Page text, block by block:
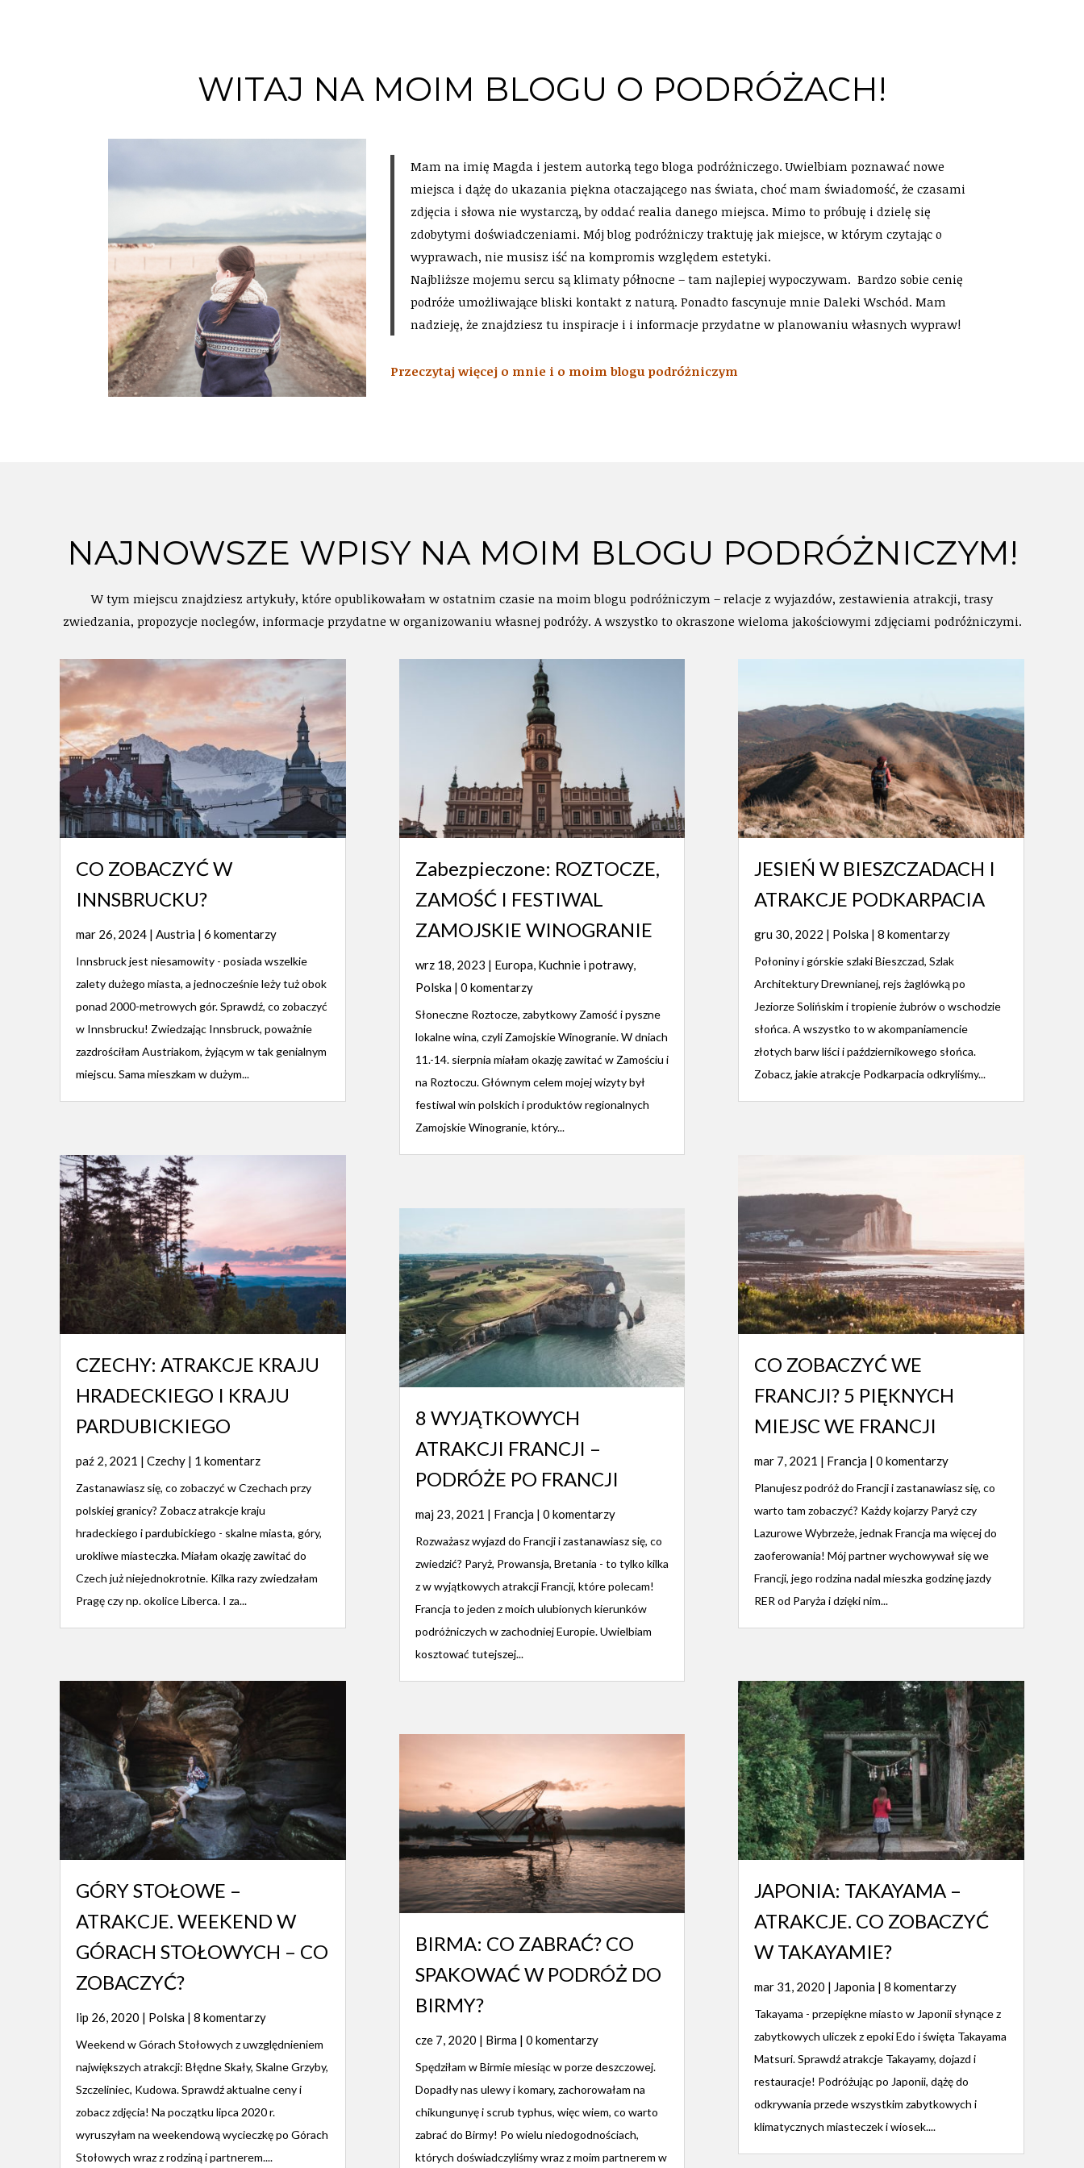
WITAJ NA MOIM BLOGU O PODRÓŻACH!
Mam na imię Magda i jestem autorką tego bloga podróżniczego. Uwielbiam poznawać nowe
miejsca i dążę do ukazania piękna otaczającego nas świata, choć mam świadomość, że czasami
zdjęcia i słowa nie wystarczą, by oddać realia danego miejsca. Mimo to próbuję i dzielę się
zdobytymi doświadczeniami. Mój blog podróżniczy traktuję jak miejsce, w którym czytając o
wyprawach, nie musisz iść na kompromis względem estetyki.
Najbliższe mojemu sercu są klimaty północne – tam najlepiej wypoczywam. Bardzo sobie cenię
podróże umożliwające bliski kontakt z naturą. Ponadto fascynuje mnie Daleki Wschód. Mam
nadzieję, że znajdziesz tu inspiracje i i informacje przydatne w planowaniu własnych wypraw!
Przeczytaj więcej o mnie i o moim blogu podróżniczym
NAJNOWSZE WPISY NA MOIM BLOGU PODRÓŻNICZYM!
W tym miejscu znajdziesz artykuły, które opublikowałam w ostatnim czasie na moim blogu podróżniczym – relacje z wyjazdów, zestawienia atrakcji, trasy
zwiedzania, propozycje noclegów, informacje przydatne w organizowaniu własnej podróży. A wszystko to okraszone wieloma jakościowymi zdjęciami podróżniczymi.
CO ZOBACZYĆ W
INNSBRUCKU?
mar 26, 2024| Austria| 6 komentarzy
Innsbruck jest niesamowity - posiada wszelkie
zalety dużego miasta, a jednocześnie leży tuż obok
ponad 2000-metrowych gór. Sprawdź, co zobaczyć
w Innsbrucku! Zwiedzając Innsbruck, poważnie
zazdrościłam Austriakom, żyjącym w tak genialnym
miejscu. Sama mieszkam w dużym...
CZECHY: ATRAKCJE KRAJU
HRADECKIEGO I KRAJU
PARDUBICKIEGO
paź 2, 2021 | Czechy| 1 komentarz
Zastanawiasz się, co zobaczyć w Czechach przy
polskiej granicy? Zobacz atrakcje kraju
hradeckiego i pardubickiego - skalne miasta, góry,
urokliwe miasteczka. Miałam okazję zawitać do
Czech już niejednokrotnie. Kilka razy zwiedzałam
Pragę czy np. okolice Liberca. I za...
GÓRY STOŁOWE –
ATRAKCJE. WEEKEND W
GÓRACH STOŁOWYCH – CO
ZOBACZYĆ?
lip 26, 2020 | Polska| 8 komentarzy
Weekend w Górach Stołowych z uwzględnieniem
największych atrakcji: Błędne Skały, Skalne Grzyby,
Szczeliniec, Kudowa. Sprawdź aktualne ceny i
zobacz zdjęcia! Na początku lipca 2020 r.
wyruszyłam na weekendową wycieczkę po Górach
Stołowych wraz z rodziną i partnerem....
Zabezpieczone: ROZTOCZE,
ZAMOŚĆ I FESTIWAL
ZAMOJSKIE WINOGRANIE
wrz 18, 2023 | Europa, Kuchnie i potrawy,
Polska| 0 komentarzy
Słoneczne Roztocze, zabytkowy Zamość i pyszne
lokalne wina, czyli Zamojskie Winogranie. W dniach
11.-14. sierpnia miałam okazję zawitać w Zamościu i
na Roztoczu. Głównym celem mojej wizyty był
festiwal win polskich i produktów regionalnych
Zamojskie Winogranie, który...
8 WYJĄTKOWYCH
ATRAKCJI FRANCJI –
PODRÓŻE PO FRANCJI
maj 23, 2021 | Francja| 0 komentarzy
Rozważasz wyjazd do Francji i zastanawiasz się, co
zwiedzić? Paryż, Prowansja, Bretania - to tylko kilka
z w wyjątkowych atrakcji Francji, które polecam!
Francja to jeden z moich ulubionych kierunków
podróżniczych w zachodniej Europie. Uwielbiam
kosztować tutejszej...
BIRMA: CO ZABRAĆ? CO
SPAKOWAĆ W PODRÓŻ DO
BIRMY?
cze 7, 2020 | Birma| 0 komentarzy
Spędziłam w Birmie miesiąc w porze deszczowej.
Dopadły nas ulewy i komary, zachorowałam na
chikungunyę i scrub typhus, więc wiem, co warto
zabrać do Birmy! Po wielu niedogodnościach,
których doświadczyliśmy wraz z moim partnerem w
JESIEŃ W BIESZCZADACH I
ATRAKCJE PODKARPACIA
gru 30, 2022 | Polska | 8 komentarzy
Połoniny i górskie szlaki Bieszczad, Szlak
Architektury Drewnianej, rejs żaglówką po
Jeziorze Solińskim i tropienie żubrów o wschodzie
słońca. A wszystko to w akompaniamencie
złotych barw liści i październikowego słońca.
Zobacz, jakie atrakcje Podkarpacia odkryliśmy...
CO ZOBACZYĆ WE
FRANCJI? 5 PIĘKNYCH
MIEJSC WE FRANCJI
mar 7, 2021 | Francja | 0 komentarzy
Planujesz podróż do Francji i zastanawiasz się, co
warto tam zobaczyć? Każdy kojarzy Paryż czy
Lazurowe Wybrzeże, jednak Francja ma więcej do
zaoferowania! Mój partner wychowywał się we
Francji, jego rodzina nadal mieszka godzinę jazdy
RER od Paryża i dzięki nim...
JAPONIA: TAKAYAMA –
ATRAKCJE. CO ZOBACZYĆ
W TAKAYAMIE?
mar 31, 2020 | Japonia | 8 komentarzy
Takayama - przepiękne miasto w Japonii słynące z
zabytkowych uliczek z epoki Edo i święta Takayama
Matsuri. Sprawdź atrakcje Takayamy, dojazd i
restauracje! Podróżując po Japonii, dążę do
odkrywania przede wszystkim zabytkowych i
klimatycznych miasteczek i wiosek....